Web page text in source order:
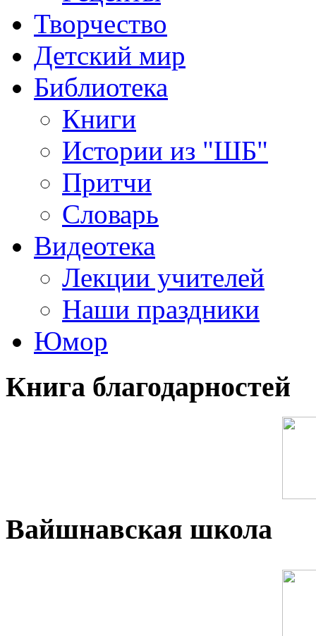
Творчество
Детский мир
Библиотека
Книги
Истории из "ШБ"
Притчи
Словарь
Видеотека
Лекции учителей
Наши праздники
Юмор
Книга благодарностей
Вайшнавская школа